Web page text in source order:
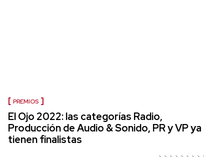
PREMIOS
El Ojo 2022: las categorías Radio,
Producción de Audio & Sonido, PR y VP ya
tienen finalistas